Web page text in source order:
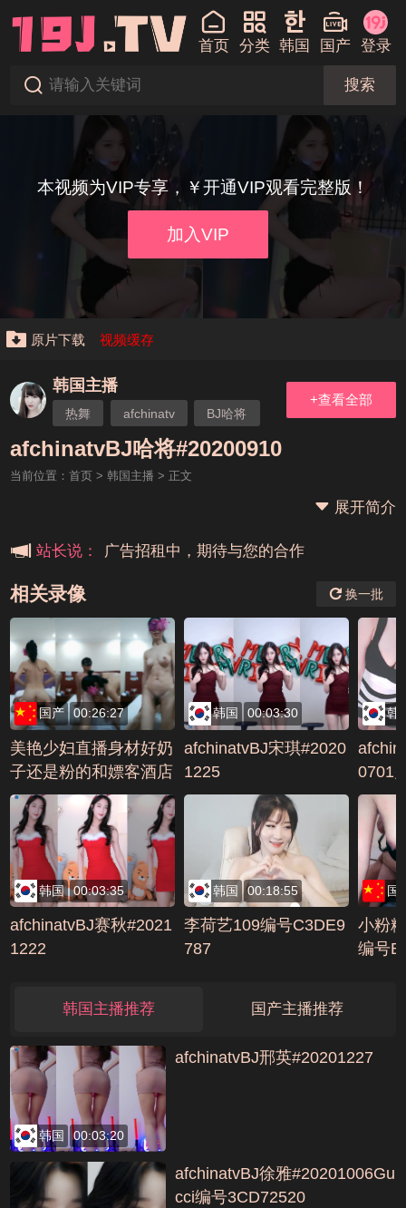
首页 分类 韩国 国产 登录
搜索
本视频为VIP专享，￥开通VIP观看完整版！
加入VIP
原片下载 视频缓存
韩国主播
热舞 afchinatv BJ哈将
+查看全部
afchinatvBJ哈将#20200910
当前位置： 首页> 韩国主播 > 正文
展开简介
站长说：
本站大事件(19j网站发展历程)
广告招租中，期待与您的合作
相关录像 换一批
国产 00:26:27
美艳少妇直播身材好奶
子还是粉的和嫖客酒店
各种体位无套爆操内射
编号A55EB4A9
韩国 00:03:30
afchinatvBJ宋琪#2020
1225
韩
0701
34F
韩国 00:03:35
afchinatvBJ赛秋#2021
1222
韩国 00:18:55
李荷艺109编号C3DE9
787
国
小粉
编号
韩国主播推荐 国产主播推荐
韩国 00:03:20
afchinatvBJ邢英#20201227
afchinatvBJ徐雅#20201006Gu
cci编号3CD72520